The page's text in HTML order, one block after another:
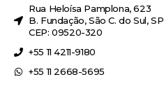
Rua Heloísa Pamplona, 623
B. Fundação, São C. do Sul, SP
CEP: 09520-320
+55 11 4211-9180
+55 11 2668-5695